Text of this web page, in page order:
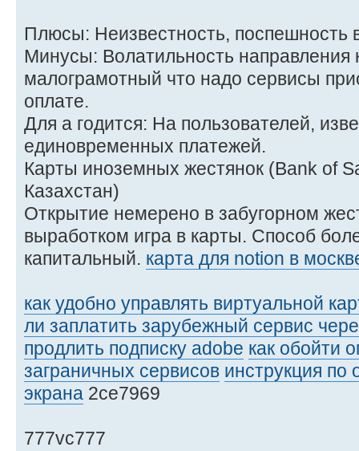
Плюсы: Неизвестность, поспешность
Минусы: Волатильность направления
малограмотный что надо сервисы
оплате.
Для а годится: На пользователей,
единовременных платежей.
Карты иноземных жестянок (Bank of
Казахстан)
Открытие немерено в забугорном
выработком игра в карты. Способ
капитальный. карта для notion в
как удобно управлять виртуальной
ли заплатить зарубежный сервис
продлить подписку adobe как обойти
заграничных сервисов инструкция по
экрана 2ce7969
777vc777